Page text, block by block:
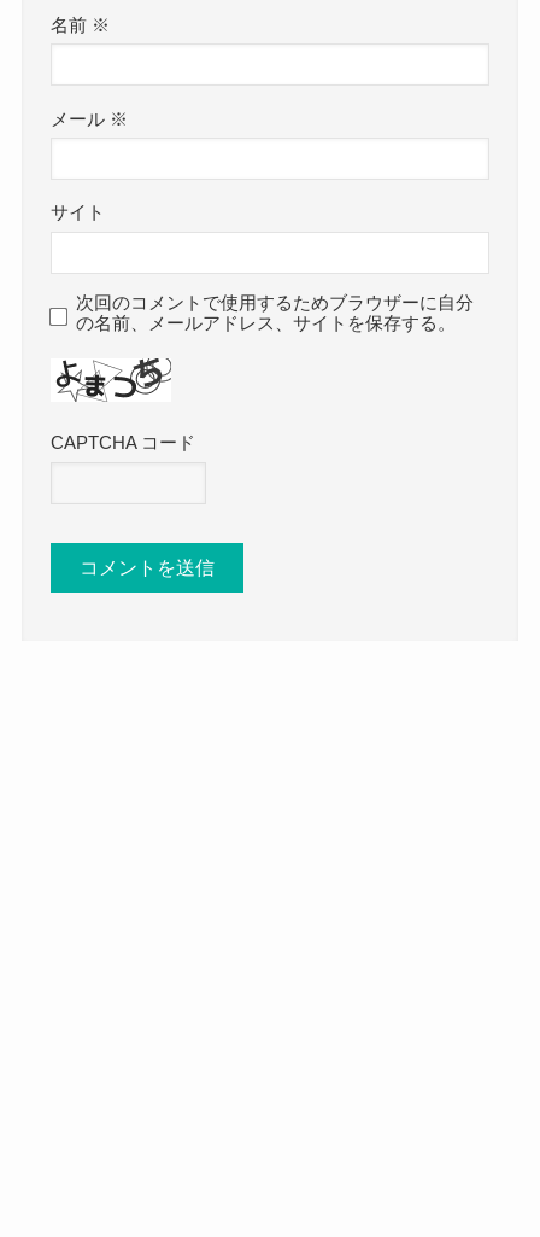
名前 ※
メール ※
サイト
次回のコメントで使用するためブラウザーに自分
の名前、メールアドレス、サイトを保存する。
CAPTCHA コード